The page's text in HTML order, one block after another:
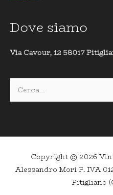
Dove siamo
Via Cavour, 12 58017
Cerca:
Copyright © 2026
Alessandro Mori P. IVA
Pitigliano